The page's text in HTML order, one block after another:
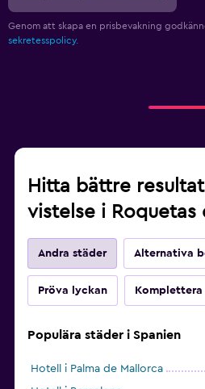
Genom att skapa en prisbevakning
sekretesspolicy.
Hitta bättre
vistelse i Roquetas
Andra städer Alternativa
Pröva lyckan Komplettera
Populära städer i Spanien
Hotell i Palma de Mallorca